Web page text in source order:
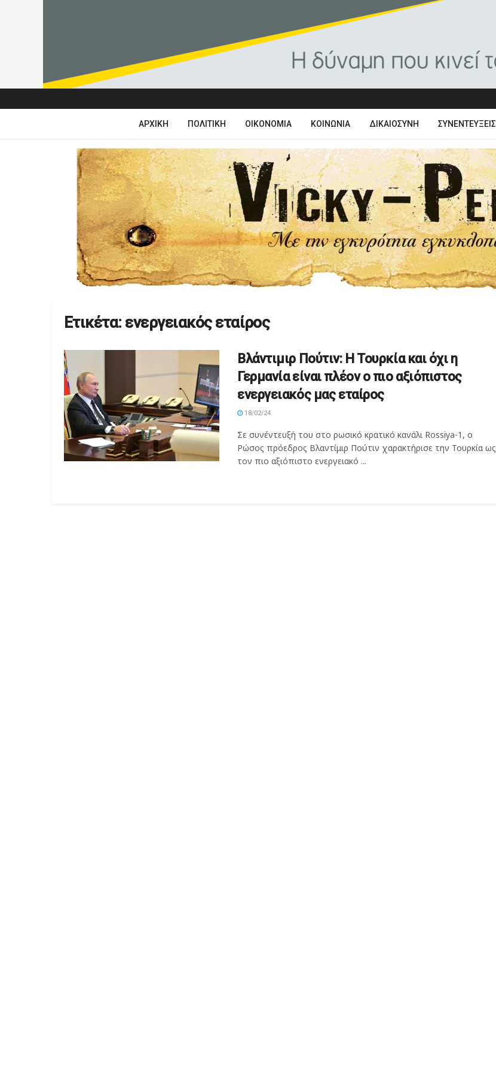
ΑΡΧΙΚΉ ΠΟΛΙΤΙΚΉ ΟΙΚΟΝΟΜΊΑ ΚΟΙΝΩΝΊΑ ΔΙΚΑΙΟΣΎΝΗ ΣΥΝΕΝΤΕΎΞΕΙΣ
Ετικέτα: ενεργειακός εταίρος
Βλάντιμιρ Πούτιν: Η Τουρκία και όχι η
Γερμανία είναι πλέον ο πιο αξιόπιστος
ενεργειακός μας εταίρος
18/02/24
Σε συνέντευξή του στο ρωσικό κρατικό κανάλι Rossiya-1, ο
Ρώσος πρόεδρος Βλαντίμιρ Πούτιν χαρακτήρισε την Τουρκία ως
τον πιο αξιόπιστο ενεργειακό ...